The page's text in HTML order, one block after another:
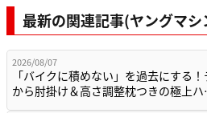
最新の関連記事(ヤングマシ
2026/08/07
「バイクに積めない」を過去にする
から肘掛け＆高さ調整枕つきの極上